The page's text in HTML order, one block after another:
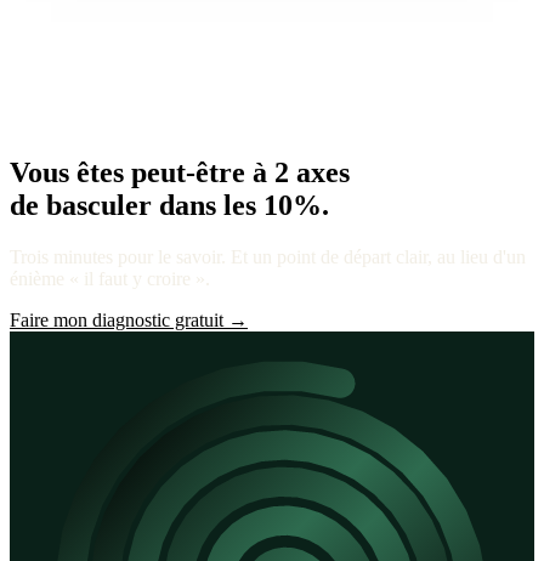
Vous êtes peut-être à 2 axes
de basculer dans les 10%.
Trois minutes pour le savoir. Et un point de départ clair, au lieu d'un
énième « il faut y croire ».
Faire mon diagnostic gratuit →